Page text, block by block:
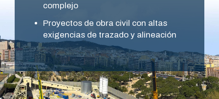
complejo
Proyectos de obra civil con altas
exigencias de trazado y alineación